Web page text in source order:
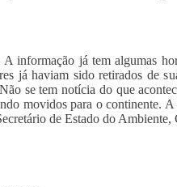
A informação já tem algumas
já haviam sido retirados de
se tem notícia do que
movidos para o continente.
de Estado do